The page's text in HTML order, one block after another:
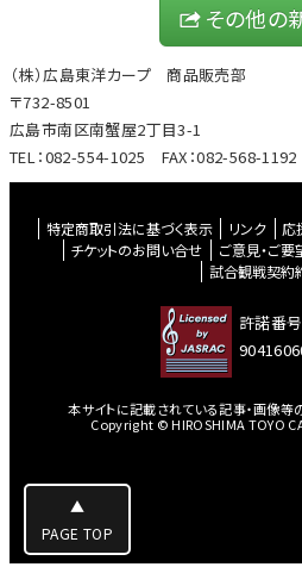
その他の
（株）広島東洋カープ 商品販売部
〒732-8501
広島市南区南蟹屋2丁目3-1
TEL：082-554-1025 FAX：082-568-1192
特定商取引法に基づく表示 リンク 応
チケットのお問い合せ
ご意見・ご要
試合観戦契約
本サイトに記載されている記事・画像等
Copyright © HIROSHIMA TOYO
許諾番号
▲
PAGE TOP